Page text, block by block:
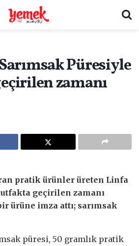
Püresiyle
zamanı
pratik ürünler üreten Linfa
geçirilen zamanı
ürüne imza attı; sarımsak
püresi, 50 gramlık pratik